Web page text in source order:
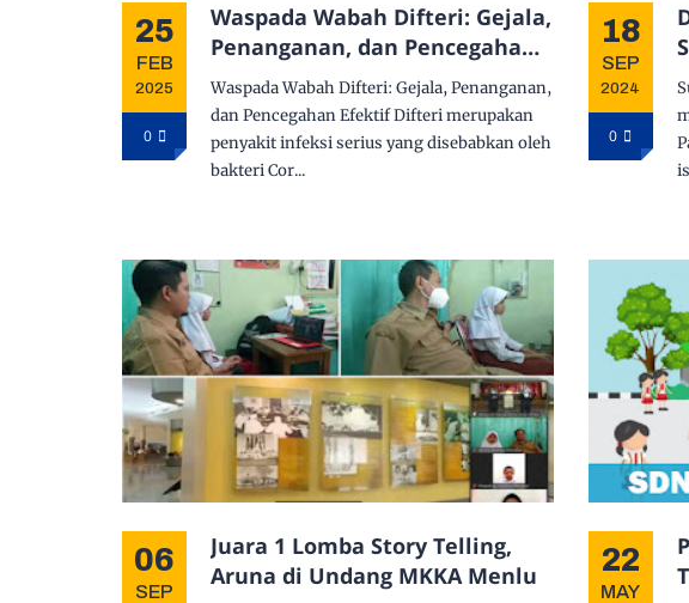
25
FEB
2025
0
Waspada Wabah Difteri: Gejala,
Penanganan, dan Pencegahan
Efektif
Waspada Wabah Difteri: Gejala, Penanganan,
dan Pencegahan Efektif Difteri merupakan
penyakit infeksi serius yang disebabkan oleh
bakteri Cor...
18
SEP
2024
0
06
SEP
Juara 1 Lomba Story Telling,
Aruna di Undang MKKA Menlu
22
MAY